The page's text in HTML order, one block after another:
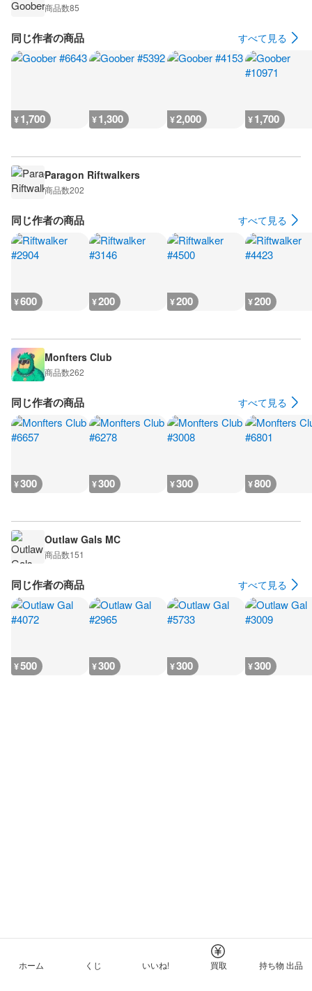
商品数85
同じ作者の商品 すべて見る
¥1,700 ¥1,300 ¥2,000 ¥1,700
Paragon Riftwalkers
商品数202
同じ作者の商品 すべて見る
¥600 ¥200 ¥200 ¥200
Monfters Club
商品数262
同じ作者の商品 すべて見る
¥300 ¥300 ¥300 ¥800
Outlaw Gals MC
商品数151
同じ作者の商品 すべて見る
¥500 ¥300 ¥300 ¥300
ホーム くじ いいね! 買取 持ち物 出品